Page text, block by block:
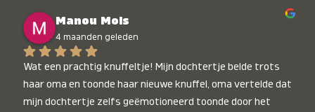
Manou Mols
4 maanden geleden
Wat een prachtig knuffeltje! Mijn dochtertje belde trots
haar oma en toonde haar nieuwe knuffel, oma vertelde dat
mijn dochtertje zelfs geëmotioneerd toonde door het